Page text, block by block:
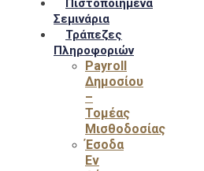
Πιστοποιημένα
Σεμινάρια
Τράπεζες
Πληροφοριών
Payroll
Δημοσίου
–
Τομέας
Μισθοδοσίας
Έσοδα
Εν